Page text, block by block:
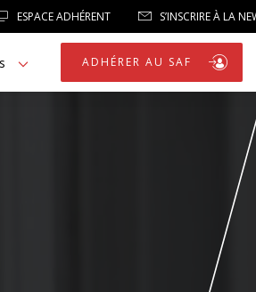
ESPACE ADHÉRENT S’INSCRIRE À LA
ADHÉRER AU SAF